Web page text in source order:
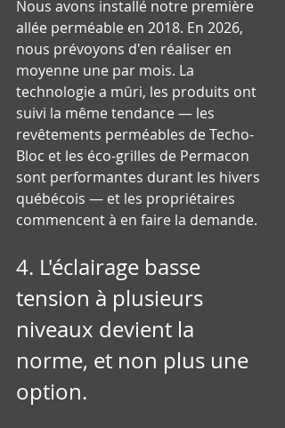
Nous avons installé notre première
allée perméable en 2018. En 2026,
nous prévoyons d'en réaliser en
moyenne une par mois. La
technologie a mûri, les produits ont
suivi la même tendance — les
revêtements perméables de Techo-
Bloc et les éco-grilles de Permacon
sont performantes durant les hivers
québécois — et les propriétaires
commencent à en faire la demande.
4. L'éclairage basse
tension à plusieurs
niveaux devient la
norme, et non plus une
option.